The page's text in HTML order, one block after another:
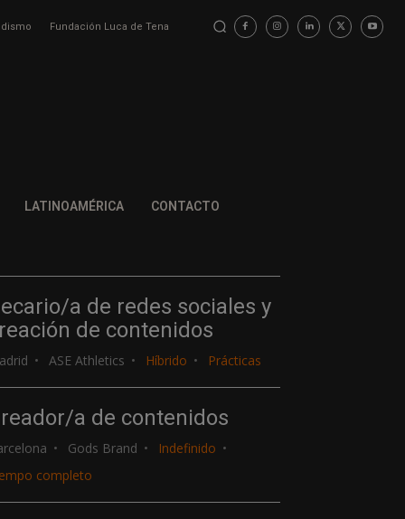
Fundación Luca de Tena
LATINOAMÉRICA CONTACTO
a de redes sociales y
de contenidos
ASE Athletics Híbrido Prácticas
a de contenidos
Gods Brand
Indefinido
completo